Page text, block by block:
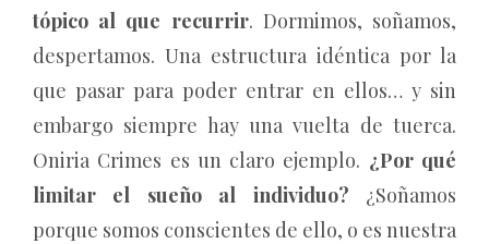
tópico al que recurrir. Dormimos, soñamos,
despertamos. Una estructura idéntica por la
que pasar para poder entrar en ellos… y sin
embargo siempre hay una vuelta de tuerca.
Oniria Crimes es un claro ejemplo. ¿Por qué
limitar el sueño al individuo? ¿Soñamos
porque somos conscientes de ello, o es nuestra